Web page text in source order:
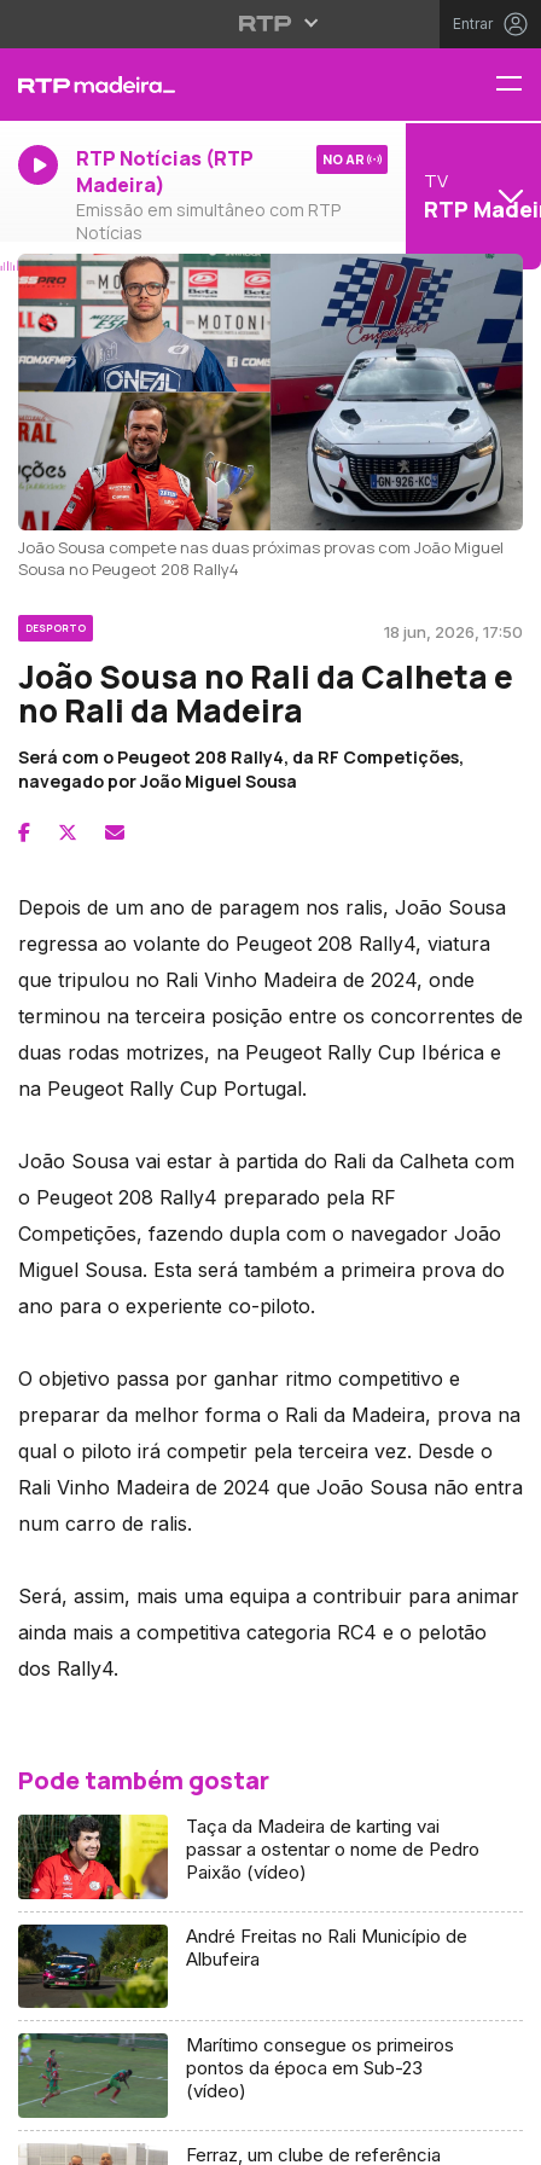
Entrar
RTP Notícias (RTP
Madeira)
Emissão em simultâneo com RTP
Notícias
NO AR
TV
RTP
João Sousa compete nas duas próximas provas com João Miguel
Sousa no Peugeot 208 Rally4
DESPORTO 18 jun, 2026, 17:50
João Sousa no Rali da Calheta e
no Rali da Madeira
Será com o Peugeot 208 Rally4, da RF Competições,
navegado por João Miguel Sousa
Depois de um ano de paragem nos ralis, João Sousa
regressa ao volante do Peugeot 208 Rally4, viatura
que tripulou no Rali Vinho Madeira de 2024, onde
terminou na terceira posição entre os concorrentes de
duas rodas motrizes, na Peugeot Rally Cup Ibérica e
na Peugeot Rally Cup Portugal.
João Sousa vai estar à partida do Rali da Calheta com
o Peugeot 208 Rally4 preparado pela RF
Competições, fazendo dupla com o navegador João
Miguel Sousa. Esta será também a primeira prova do
ano para o experiente co-piloto.
O objetivo passa por ganhar ritmo competitivo e
preparar da melhor forma o Rali da Madeira, prova na
qual o piloto irá competir pela terceira vez. Desde o
Rali Vinho Madeira de 2024 que João Sousa não entra
num carro de ralis.
Será, assim, mais uma equipa a contribuir para animar
ainda mais a competitiva categoria RC4 e o pelotão
dos Rally4.
Pode também gostar
Taça da Madeira de karting vai
passar a ostentar o nome de Pedro
Paixão (vídeo)
André Freitas no Rali Município de
Albufeira
Marítimo consegue os primeiros
pontos da época em Sub-23
(vídeo)
Ferraz, um clube de referência